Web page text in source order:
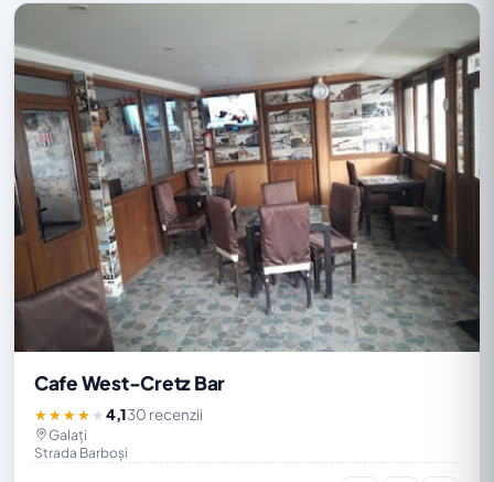
Cafe West-Cretz Bar
★★★★★4,130 recenzii
Galați
Strada Barboşi